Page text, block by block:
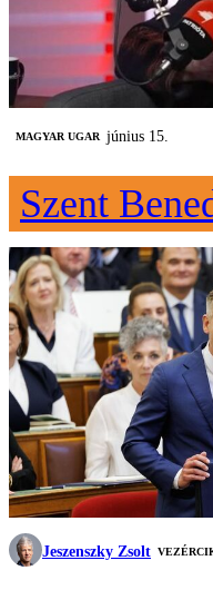
MAGYAR UGAR június 15.
Szent
Jeszenszky Zsolt